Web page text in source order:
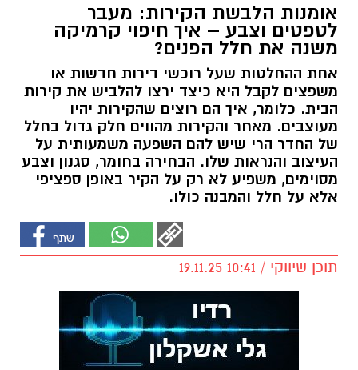
אומנות הלבשת הקירות: מעבר
לטפטים וצבע – איך חיפוי קרמיקה
משנה את חלל הפנים?
אחת ההחלטות שעל רוכשי דירות חדשות או
משפצים לקבל היא כיצד ירצו להלביש את קירות
הבית. כלומר, איך הם רוצים שהקירות יהיו
מעוצבים. מאחר והקירות מהווים חלק גדול בחלל
של החדר הרי שיש להם השפעה משמעותית על
העיצוב והנראות שלו. הבחירה בחומר, סגנון וצבע
מסוימים, משפיע לא רק על הקיר באופן ספציפי
אלא על חלל והמבנה כולו.
תוכן שיווקי / 10:41 19.11.25